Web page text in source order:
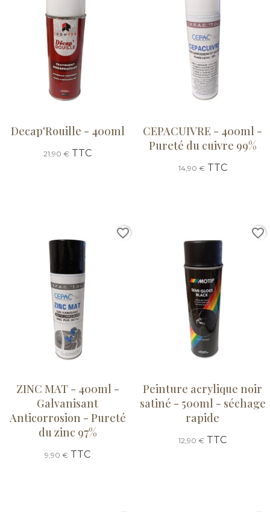
Decap'Rouille - 400ml
21,90 € TTC
CEPACUIVRE - 400ml -
Pureté du cuivre 99%
14,90 €TTC
ZINC MAT - 400ml -
Galvanisant
Anticorrosion - Pureté
du zinc 97%
9,90 € TTC
favorite_border
Peinture acrylique noir
satiné - 500ml - séchage
rapide
12,90 € TTC
favorite_border